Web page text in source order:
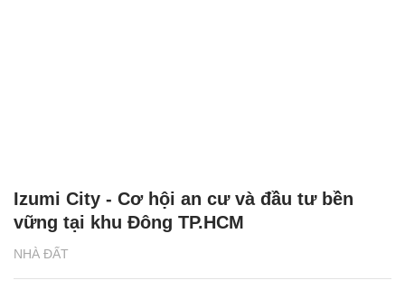
NHÀ ĐẤT
Izumi City - Cơ hội an cư và đầu tư bền
vững tại khu Đông TP.HCM